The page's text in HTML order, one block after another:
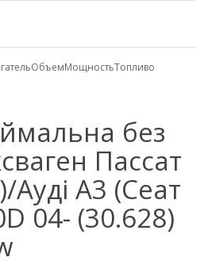
ОбъемМощностьТопливо
без
Пассат
Ауді А3 (Сеат
04- (30.628)